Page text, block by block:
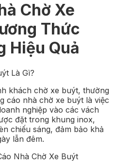
Chờ Xe
Thức
Hiệu Quả
Là Gì?
khách chờ xe buýt, thường
cáo nhà chờ xe buýt là việc
nghiệp vào các vách
đặt trong khung inox,
chiếu sáng, đảm bảo khả
lẫn đêm.
Nhà Chờ Xe Buýt